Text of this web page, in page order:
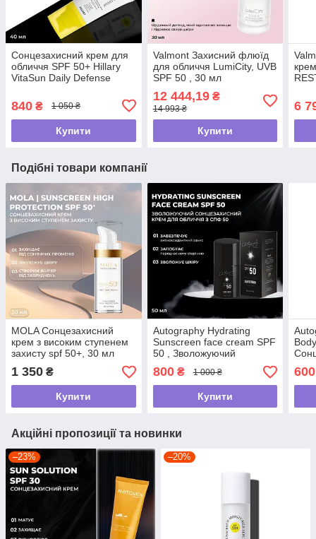
Сонцезахисний крем для
обличчя SPF 50+ Hillary
VitaSun Daily Defense
840 ₴ 1 050 ₴
Купити
Valmont Захисний флюїд
для обличчя LumiCity, UVB
SPF 50 , 30 мл
12 444,19₴
14 993 ₴
Купити
6
Подібні товари компанії
MOLA Сонцезахисний
крем з високим ступенем
захисту spf 50+, 30 мл
1 350 ₴
Купити
Autography Hydrating
Sunscreen face cream SPF
50 , Зволожуючий
сонцезахисний крем для
обличчя з СПФ 50, 50 мл
800₴ 1 000 ₴
Купити
600
Акційні пропозиції та новинки
–23% –20%